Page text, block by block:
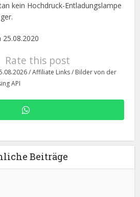
kein Hochdruck-Entladungslampe
Rate this post
/ Affiliate Links / Bilder von der
API
Beiträge